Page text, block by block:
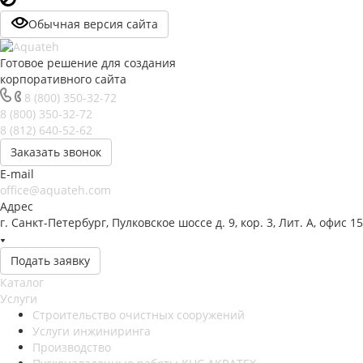
Обычная версия сайта
Готовое решение для создания
корпоративного сайта
8 (800) 350-32-72
8 (800) 350-32-72
8 (812) 640-52-62
Заказать звонок
E-mail
office@aquateh.com
Адрес
г. Санкт-Петербург, Пулковское шоссе д. 9, кор. 3, Лит. А, офис
Подать заявку
Каталог
Услуги
Строительство очистных сооружений
Услуги инжиниринга
Производство